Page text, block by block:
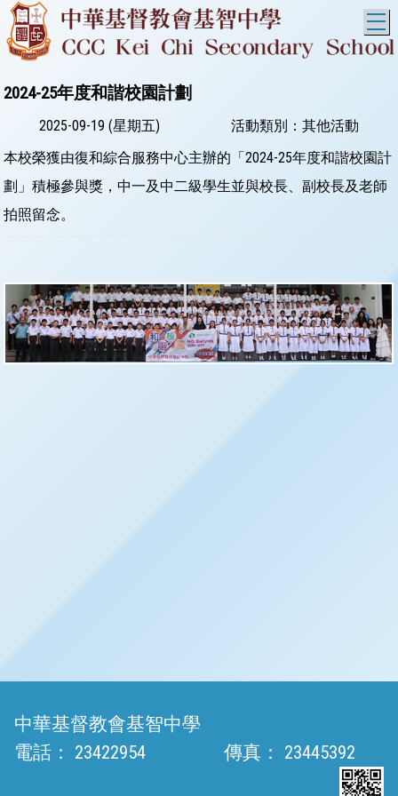
2024-25年度和諧校園計劃
2025-09-19 (星期五)
活動類別：其他活動
本校榮獲由復和綜合服務中心主辦的「2024-25年度和諧校園計
劃」積極參與獎，中一及中二級學生並與校長、副校長及老師
拍照留念。
中華基督教會基智中學
電話：
23422954 傳真： 23445392